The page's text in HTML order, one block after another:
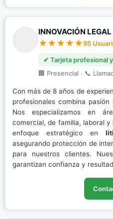
INNOVACIÓN
95
✔ Tarjeta profesional
🏢 Presencial · 📞
Con más de 8 años de
profesionales combina
Nos especializamos en
comercial, de familia, laboral
enfoque estratégico en
asegurando protección de
para nuestros clientes.
garantizan confianza y